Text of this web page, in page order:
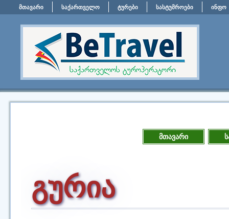
მთავარი საქართველო ტურები სასტუმროები ინფო
მთავარი
გურია